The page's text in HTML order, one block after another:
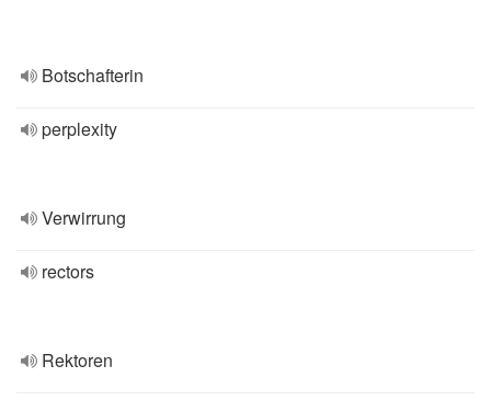
Botschafterin
perplexity
Verwirrung
rectors
Rektoren